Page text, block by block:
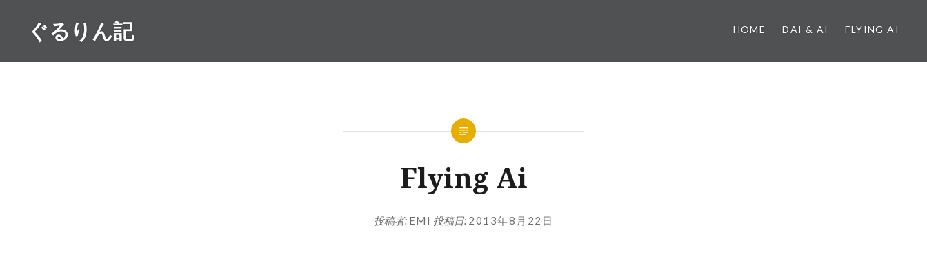
ン
ぐるりん記 HOME DAI & AI FLYING AI
Flying Ai
投稿者: EMI 投稿日: 2013年8月22日